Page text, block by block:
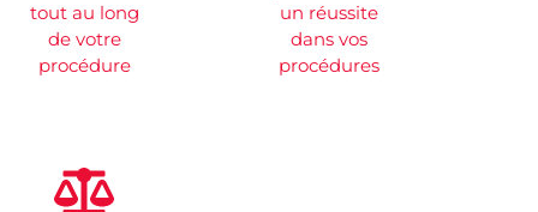
tout au long
de votre
procédure
un réussite
dans vos
procédures